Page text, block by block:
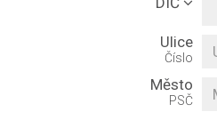
Ulice
Číslo
Město
PSČ